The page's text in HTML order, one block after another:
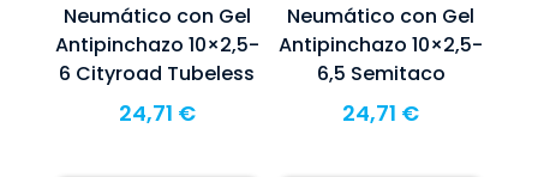
Neumático con Gel
Antipinchazo 10×2,5-
6 Cityroad Tubeless
24,71 €
Neumático con Gel
Antipinchazo 10×2,5-
6,5 Semitaco
24,71 €